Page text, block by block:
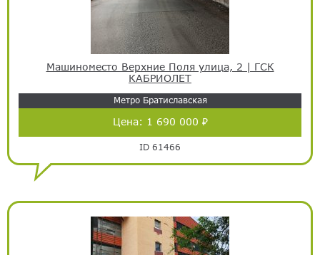
Машиноместо Верхние Поля улица, 2 | ГСК
КАБРИОЛЕТ
Метро Братиславская
Цена: 1 690 000 ₽
ID 61466